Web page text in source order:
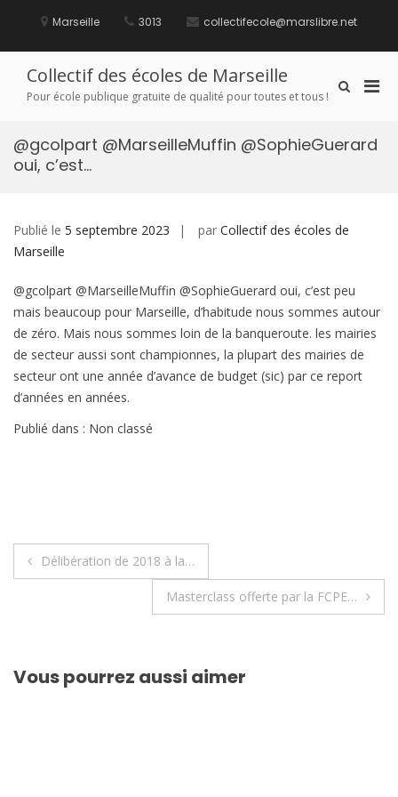
Marseille 3013 collectifecole@marslibre.net
Collectif des écoles de Marseille
Pour école publique gratuite de qualité pour toutes et tous !
Afficher
recherche
@gcolpart @MarseilleMuffin @SophieGuerard
oui, c’est…
Publié le 5 septembre 2023 par Collectif des écoles de
Marseille
@gcolpart @MarseilleMuffin @SophieGuerard oui, c’est peu
mais beaucoup pour Marseille, d’habitude nous sommes autour
de zéro. Mais nous sommes loin de la banqueroute. les mairies
de secteur aussi sont championnes, la plupart des mairies de
secteur ont une année d’avance de budget (sic) par ce report
d’années en années.
Publié dans : Non classé
Navigation
Délibération de 2018 à la…
Masterclass offerte par la FCPE…
Vous pourrez aussi aimer